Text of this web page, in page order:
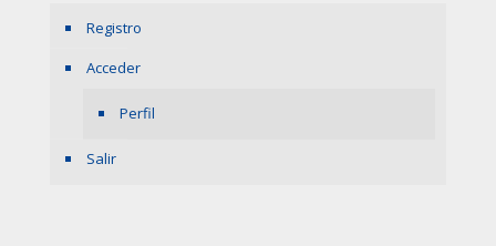
Registro
Acceder
Perfil
Salir